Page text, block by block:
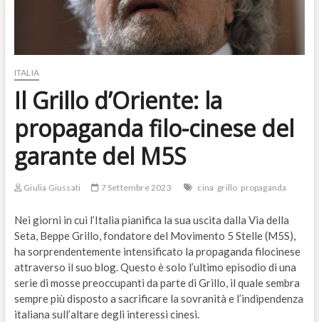
ITALIA
Il Grillo d’Oriente: la
propaganda filo-cinese del
garante del M5S
Giulia Giussati 7 Settembre 2023 cina grillo propaganda
Nei giorni in cui l’Italia pianifica la sua uscita dalla Via della
Seta, Beppe Grillo, fondatore del Movimento 5 Stelle (M5S),
ha sorprendentemente intensificato la propaganda filocinese
attraverso il suo blog. Questo è solo l’ultimo episodio di una
serie di mosse preoccupanti da parte di Grillo, il quale sembra
sempre più disposto a sacrificare la sovranità e l’indipendenza
italiana sull’altare degli interessi cinesi.